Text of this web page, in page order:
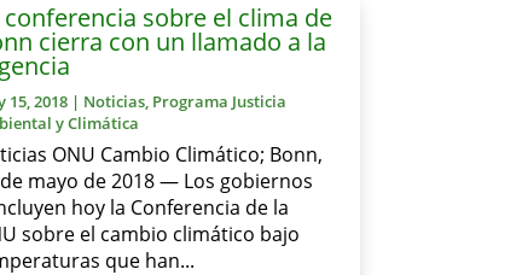
conferencia sobre el clima de
cierra con un llamado a la
15, 2018 | Noticias, Programa Justicia
y Climática
ONU Cambio Climático; Bonn,
mayo de 2018 — Los gobiernos
hoy la Conferencia de la
sobre el cambio climático bajo
que han...